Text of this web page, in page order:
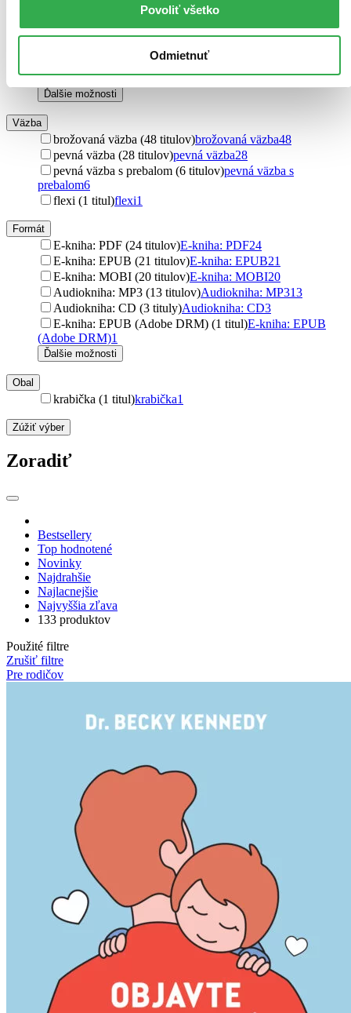
Povoliť všetko
Odmietnuť
Mimochodem (2 tituly)Mimochodem
X Nakladatelství Universum (1 titul)X Nakladatelství
Eugenika1
Došel karamel (1 titul)Došel karamel1
Ďalšie možnosti
Väzba
brožovaná väzba (48 titulov)brožovaná väzba48
pevná väzba (28 titulov)pevná väzba28
pevná väzba s prebalom (6 titulov)pevná väzba s
prebalom6
flexi (1 titul)flexi1
Formát
E-kniha: PDF (24 titulov)E-kniha: PDF24
E-kniha: EPUB (21 titulov)E-kniha: EPUB21
E-kniha: MOBI (20 titulov)E-kniha: MOBI20
Audiokniha: MP3 (13 titulov)Audiokniha: MP313
Audiokniha: CD (3 tituly)Audiokniha: CD3
E-kniha: EPUB (Adobe DRM) (1 titul)E-kniha: EPUB
(Adobe DRM)1
Ďalšie možnosti
Obal
krabička (1 titul)krabička1
Zúžiť výber
Zoradiť
Bestsellery
Top hodnotené
Novinky
Najdrahšie
Najlacnejšie
Najvyššia zľava
133 produktov
Použité filtre
Zrušiť filtre
Pre rodičov